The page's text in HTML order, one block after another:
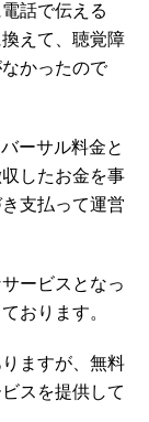
話で伝える
えて、聴覚障
かったので
ーサル料金と
したお金を事
支払って運営
ービスとなっ
おります。
ますが、無料
スを提供して